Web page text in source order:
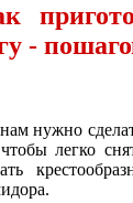
-
нужно
легко